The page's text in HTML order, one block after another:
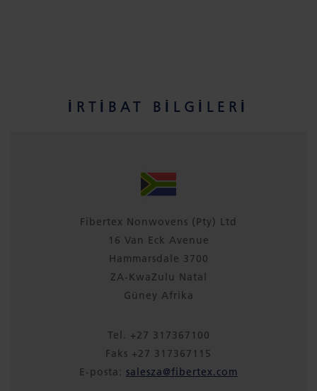
İRTIBAT BILGILERI
Fibertex Nonwovens (Pty) Ltd
16 Van Eck Avenue
Hammarsdale 3700
ZA-KwaZulu Natal
Güney Afrika
Tel. +27 317367100
Faks +27 317367115
E-posta: salesza@fibertex.com